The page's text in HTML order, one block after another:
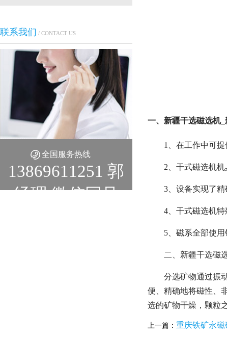
联系我们 / CONTACT US
全国服务热线
13869611251 郭
经理 微信同号
一、新疆干选磁选机
1、在工作中可
2、干式磁选机
3、设备实现了
4、干式磁选机
5、磁系全部使
二、新疆干选磁
分选矿物通过振
便、精确地将磁性、
选的矿物干燥，颗粒
上一篇： 重庆铁矿永磁